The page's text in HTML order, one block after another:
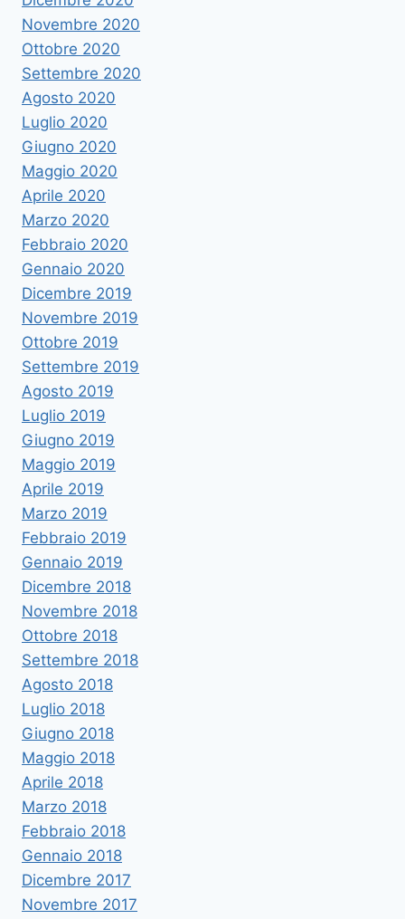
Novembre 2020
Ottobre 2020
Settembre 2020
Agosto 2020
Luglio 2020
Giugno 2020
Maggio 2020
Aprile 2020
Marzo 2020
Febbraio 2020
Gennaio 2020
Dicembre 2019
Novembre 2019
Ottobre 2019
Settembre 2019
Agosto 2019
Luglio 2019
Giugno 2019
Maggio 2019
Aprile 2019
Marzo 2019
Febbraio 2019
Gennaio 2019
Dicembre 2018
Novembre 2018
Ottobre 2018
Settembre 2018
Agosto 2018
Luglio 2018
Giugno 2018
Maggio 2018
Aprile 2018
Marzo 2018
Febbraio 2018
Gennaio 2018
Dicembre 2017
Novembre 2017